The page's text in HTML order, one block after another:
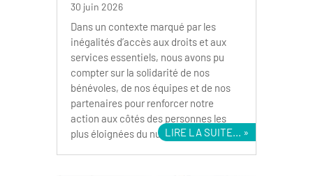
30 juin 2026
Dans un contexte marqué par les
inégalités d’accès aux droits et aux
services essentiels, nous avons pu
compter sur la solidarité de nos
bénévoles, de nos équipes et de nos
partenaires pour renforcer notre
action aux côtés des personnes les
plus éloignées du numérique.LIRE LA SUITE...